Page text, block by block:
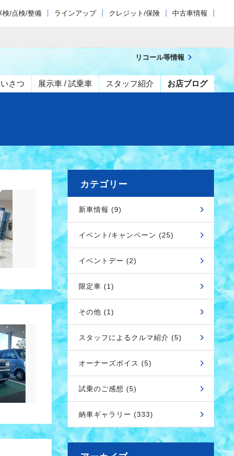
検/点検/整備 ラインアップ クレジット/保険 中古車情報
さつ 展示車 / 試乗車 スタッフ紹介 お店ブログ
リコール等情報
カテゴリー
新車情報 (9)
イベント/キャンペーン (25)
イベントデー (2)
限定車 (1)
その他 (1)
スタッフによるクルマ紹介 (5)
オーナーズボイス (5)
試乗のご感想 (5)
納車ギャラリー (333)